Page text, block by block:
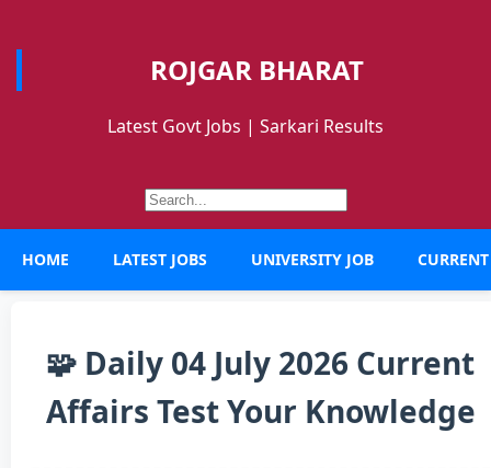
ROJGAR BHARAT
Latest Govt Jobs | Sarkari Results
HOME LATEST JOBS UNIVERSITY JOB
🧩 Daily 04 July 2026 Current
Affairs Test Your Knowledge